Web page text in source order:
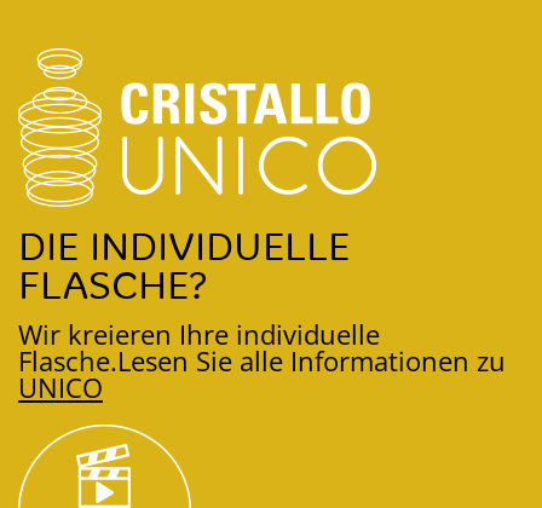
DIE INDIVIDUELLE
FLASCHE?
Wir kreieren Ihre individuelle
Flasche.Lesen Sie alle Informationen zu
UNICO